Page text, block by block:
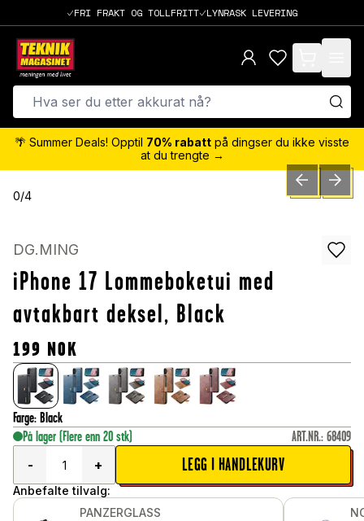
FRI FRAKT OG TOLLFRITT LYNRASK LEVERING
items in cart,
🌴 Summer Deals! Opptil 70% rabatt på dingser du ikke visste
at du trengte →
0/4 PREVIOUSNEXT
DG.MING
iPhone 17 Lommeboketui med
avtakbart deksel, Black
199 NOK
Farge: Black
På lager (Flere enn 20 stk) ART.NR.: 68409
-
+ LEGG I HANDLEKURV
Anbefalte tilvalg:
PANZERGLASS